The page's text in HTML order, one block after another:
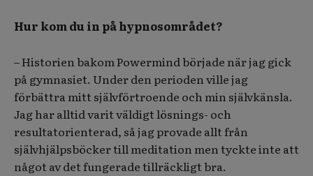
Hur kom du in på hypnosområdet?
– Historien bakom Powermind började när jag gick
på gymnasiet. Under den perioden ville jag
förbättra mitt självförtroende och min självkänsla.
Jag har alltid varit väldigt lösnings- och
resultatorienterad, så jag provade allt från
självhjälpsböcker till meditation men tyckte inte att
något av det fungerade tillräckligt bra.